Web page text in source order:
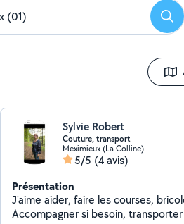
Sylvie Robert
Couture, transport
Meximieux (La Colline)
5/5 (4 avis)
Présentation
J'aime aider, faire les courses,
Accompagner si besoin,